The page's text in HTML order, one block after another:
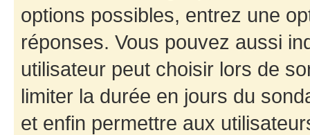
options possibles, entrez une
réponses. Vous pouvez aussi
utilisateur peut choisir lors de
limiter la durée en jours du
et enfin permettre aux